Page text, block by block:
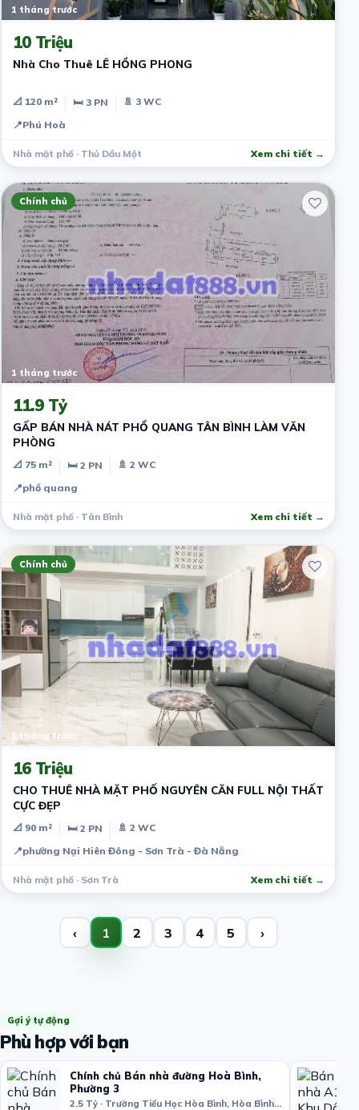
1 tháng trước
10 Triệu
Nhà Cho Thuê LÊ HỒNG PHONG
📐 120 m² 🛏 3 PN
🚿 3 WC
📍Phú Hoà
Nhà mặt phố · Thủ Dầu Một Xem chi tiết →
Chính chủ
1 tháng trước
11.9 Tỷ
GẤP BÁN NHÀ NÁT PHỔ QUANG TÂN BÌNH LÀM VĂN
PHÒNG
📐 75 m² 🛏 2 PN
🚿 2 WC
📍phổ quang
Nhà mặt phố · Tân Bình Xem chi tiết →
Chính chủ
1 tháng trước
16 Triệu
CHO THUÊ NHÀ MẶT PHỐ NGUYÊN CĂN FULL NỘI THẤT
CỰC ĐẸP
📐 90 m² 🛏 2 PN
🚿 2 WC
📍phường Nại Hiên Đông - Sơn Trà - Đà Nẵng
Nhà mặt phố · Sơn Trà Xem chi tiết →
‹ 1 2 3 4 5 ›
Gợi ý tự động
Phù hợp với bạn
Chính chủ Bán nhà đường Hoà Bình,
Phường 3
2.5 Tỷ · Trường Tiểu Học Hòa Bình, Hòa Bình, phường 3, Quận 11, Hồ Chí Minh, Việt Nam